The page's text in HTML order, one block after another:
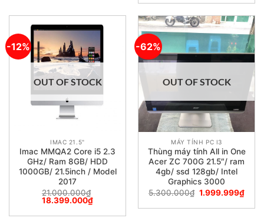
-12%
OUT OF STOCK
IMAC 21.5"
Imac MMQA2 Core i5 2.3
GHz/ Ram 8GB/ HDD
1000GB/ 21.5inch / Model
2017
21.000.000₫
18.399.000₫
-62%
OUT OF STOCK
MÁY TÍNH PC I3
Thùng máy tính All in One
Acer ZC 700G 21.5″/ ram
4gb/ ssd 128gb/ Intel
Graphics 3000
5.300.000₫ 1.999.999₫